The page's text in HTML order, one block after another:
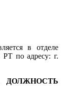
в отделе
РТ по адресу: г.
ДОЛЖНОСТЬ